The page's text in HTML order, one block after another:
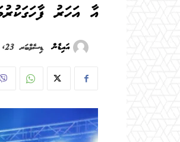
އާ އަހަރު
އައިޑެން ޑިސެމްބަރ 23, 2025